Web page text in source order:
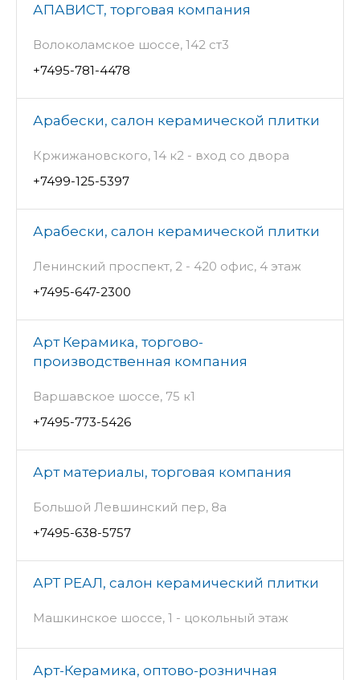
АПАВИСТ, торговая компания
Волоколамское шоссе, 142 ст3
+7495-781-4478
Арабески, салон керамической плитки
Кржижановского, 14 к2 - вход со двора
+7499-125-5397
Арабески, салон керамической плитки
Ленинский проспект, 2 - 420 офис, 4 этаж
+7495-647-2300
Арт Керамика, торгово-
производственная компания
Варшавское шоссе, 75 к1
+7495-773-5426
Арт материалы, торговая компания
Большой Левшинский пер, 8а
+7495-638-5757
АРТ РЕАЛ, салон керамический плитки
Машкинское шоссе, 1 - цокольный этаж
Арт-Керамика, оптово-розничная